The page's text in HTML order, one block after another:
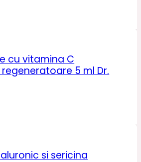
cu vitamina C
5 ml Dr.
si sericina